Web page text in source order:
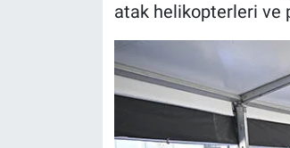
atak helikopterleri ve
Koronavirüs
Kültür Sanat